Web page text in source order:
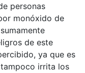
personas
monóxido de
de este
ya que es
irrita los